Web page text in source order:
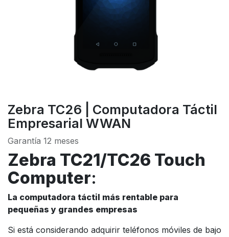
Zebra TC26 | Computadora Táctil
Empresarial WWAN
Garantía 12 meses
Zebra TC21/TC26 Touch
Computer:
La computadora táctil más rentable para
pequeñas y grandes empresas
Si está considerando adquirir teléfonos móviles de bajo